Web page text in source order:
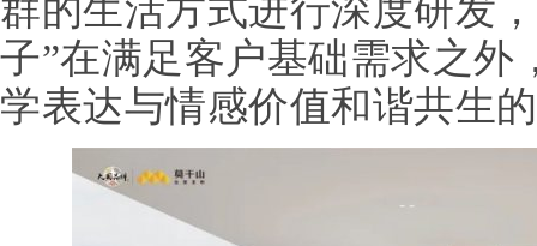
群的生活方式进行深度研发
子”在满足客户基础需求之外
学表达与情感价值和谐共生